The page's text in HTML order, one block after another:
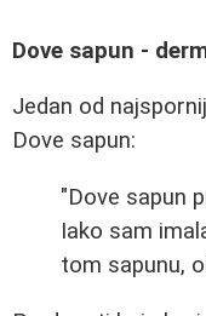
Dove sapun -
Jedan od
Dove sapun:
"Dove sapun
Iako sam
tom sapunu,